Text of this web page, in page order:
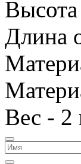
Длина
Вес - 2